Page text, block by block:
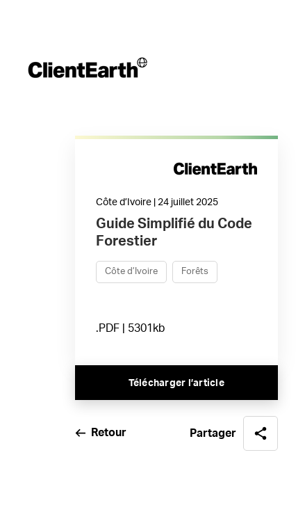
Côte d’Ivoire | 24 juillet 2025
Guide Simplifié du Code
Forestier
Côte d’Ivoire Forêts
.PDF | 5301kb
Télécharger l’article
Retour Partager